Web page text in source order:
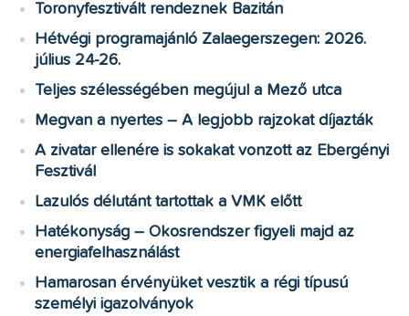
Toronyfesztivált rendeznek Bazitán
Hétvégi programajánló Zalaegerszegen: 2026.
július 24-26.
Teljes szélességében megújul a Mező utca
Megvan a nyertes – A legjobb rajzokat díjazták
A zivatar ellenére is sokakat vonzott az Ebergényi
Fesztivál
Lazulós délutánt tartottak a VMK előtt
Hatékonyság – Okosrendszer figyeli majd az
energiafelhasználást
Hamarosan érvényüket vesztik a régi típusú
személyi igazolványok